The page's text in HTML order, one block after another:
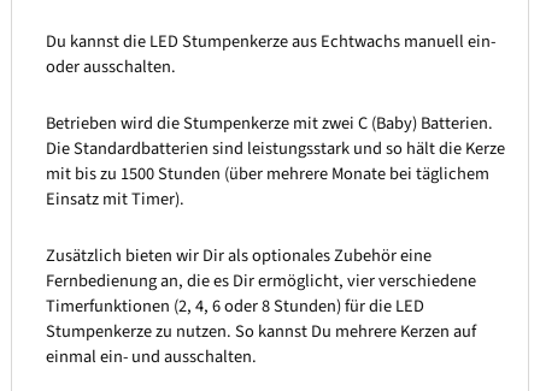
Du kannst die LED Stumpenkerze aus Echtwachs manuell ein-
oder ausschalten.
Betrieben wird die Stumpenkerze mit zwei C (Baby) Batterien.
Die Standardbatterien sind leistungsstark und so hält die Kerze
mit bis zu 1500 Stunden (über mehrere Monate bei täglichem
Einsatz mit Timer).
Zusätzlich bieten wir Dir als optionales Zubehör eine
Fernbedienung an, die es Dir ermöglicht, vier verschiedene
Timerfunktionen (2, 4, 6 oder 8 Stunden) für die LED
Stumpenkerze zu nutzen. So kannst Du mehrere Kerzen auf
einmal ein- und ausschalten.